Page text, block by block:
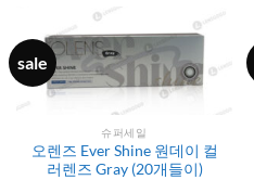
sale
슈퍼세일
오렌즈 Ever Shine 원데이 컬
러렌즈 Gray (20개들이)